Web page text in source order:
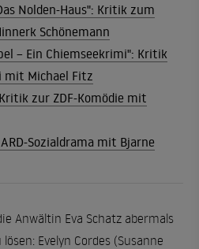
Nolden-Haus": Kritik zum
Schönemann
– Ein Chiemseekrimi": Kritik
Michael Fitz
zur ZDF-Komödie mit
Sozialdrama mit Bjarne
Anwältin Eva Schatz abermals
Evelyn Cordes (Susanne